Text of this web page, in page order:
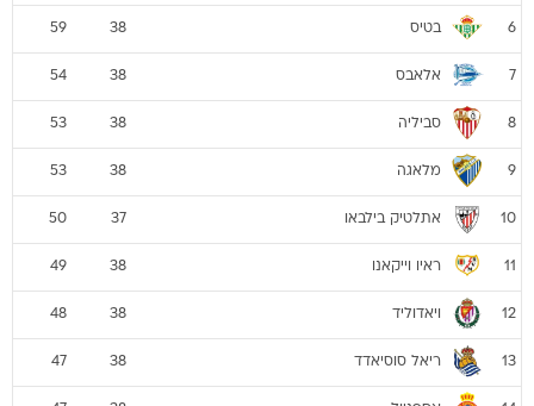
6 בטיס 38
59
7 אלאבס 38
54
8 סביליה 38
53
9 מלאגה 38
53
10 אתלטיק בילבאו 37
50
11 ראיו וייקאנו 38
49
12 ויאדוליד 38
48
13 ריאל סוסיאדד 38
47